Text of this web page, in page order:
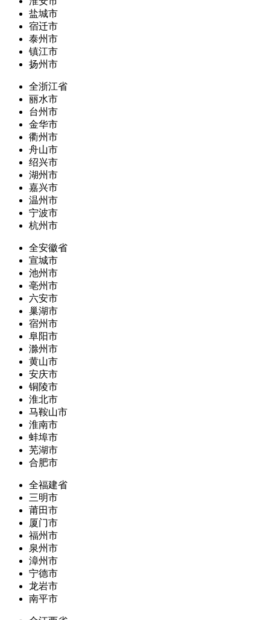
盐城市
宿迁市
泰州市
镇江市
扬州市
全浙江省
丽水市
台州市
金华市
衢州市
舟山市
绍兴市
湖州市
嘉兴市
温州市
宁波市
杭州市
全安徽省
宣城市
池州市
亳州市
六安市
巢湖市
宿州市
阜阳市
滁州市
黄山市
安庆市
铜陵市
淮北市
马鞍山市
淮南市
蚌埠市
芜湖市
合肥市
全福建省
三明市
莆田市
厦门市
福州市
泉州市
漳州市
宁德市
龙岩市
南平市